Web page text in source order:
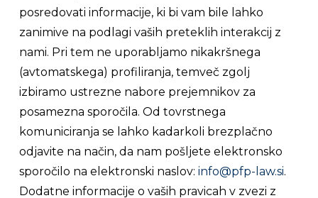
posredovati informacije, ki bi vam bile lahko
zanimive na podlagi vaših preteklih interakcij z
nami. Pri tem ne uporabljamo nikakršnega
(avtomatskega) profiliranja, temveč zgolj
izbiramo ustrezne nabore prejemnikov za
posamezna sporočila. Od tovrstnega
komuniciranja se lahko kadarkoli brezplačno
odjavite na način, da nam pošljete elektronsko
sporočilo na elektronski naslov: info@pfp-law.si.
Dodatne informacije o vaših pravicah v zvezi z